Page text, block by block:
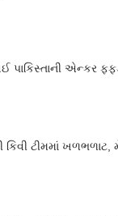
પાકિસ્તાની